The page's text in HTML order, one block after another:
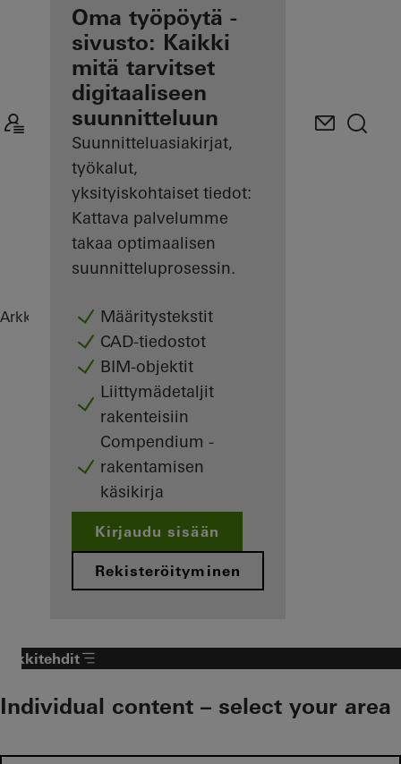
Etusi
rekisteröityneenä
arkkitehtina
Tutustu
Oma
työpöytä -
sivustoon
Oma työpöytä -
sivusto: Kaikki
mitä tarvitset
digitaaliseen
suunnitteluun
Suunnitteluasiakirjat,
työkalut,
yksityiskohtaiset tiedot:
Kattava palvelumme
takaa optimaalisen
suunnitteluprosessin.
Määritystekstit
CAD-tiedostot
BIM-objektit
Liittymädetaljit
rakenteisiin
Compendium -
rakentamisen
käsikirja
Kirjaudu sisään
Rekisteröityminen
Arkkitehdit ReferenssitHighlights
Arkkitehdit
Individual content – select your area